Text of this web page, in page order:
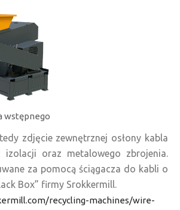
wstępnego
zdjęcie zewnętrznej osłony kabla
izolacji oraz metalowego zbrojenia.
za pomocą ściągacza do kabli o
Box” firmy Srokkermill.
recycling-machines/wire-